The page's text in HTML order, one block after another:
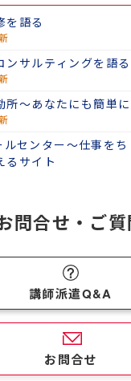
を語る
ンサルティングを語る
所～あなたにも簡単
センター～仕事をち
るサイト
問合せ・ご質
講師派遣Q&A
お問合せ